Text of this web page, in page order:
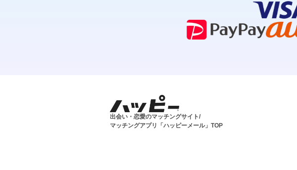
出会い・恋愛のマッチングサイト/
マッチングアプリ「ハッピーメール」TOP